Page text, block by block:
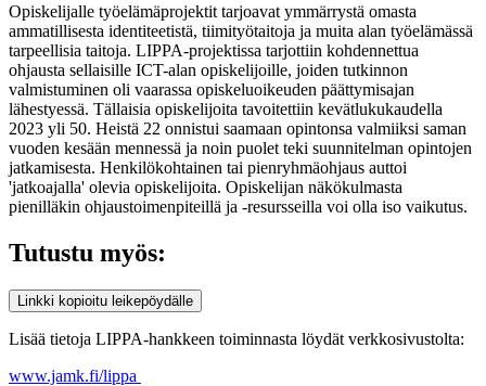
Opiskelijalle työelämäprojektit tarjoavat ymmärrystä omasta
ammatillisesta identiteetistä, tiimityötaitoja ja muita alan työelämässä
tarpeellisia taitoja. LIPPA-projektissa tarjottiin kohdennettua
ohjausta sellaisille ICT-alan opiskelijoille, joiden tutkinnon
valmistuminen oli vaarassa opiskeluoikeuden päättymisajan
lähestyessä. Tällaisia opiskelijoita tavoitettiin kevätlukukaudella
2023 yli 50. Heistä 22 onnistui saamaan opintonsa valmiiksi saman
vuoden kesään mennessä ja noin puolet teki suunnitelman opintojen
jatkamisesta. Henkilökohtainen tai pienryhmäohjaus auttoi
'jatkoajalla' olevia opiskelijoita. Opiskelijan näkökulmasta
pienilläkin ohjaustoimenpiteillä ja -resursseilla voi olla iso vaikutus.
Tutustu myös:
Linkki kopioitu leikepöydälle
Lisää tietoja LIPPA-hankkeen toiminnasta löydät verkkosivustolta:
www.jamk.fi/lippa